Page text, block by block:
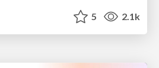
5 2.1k